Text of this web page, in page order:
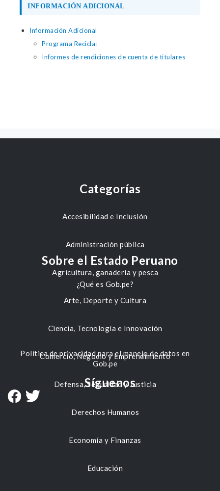
INFORMACIÓN ADICIONAL
Información Adicional
Programa Recicla:
Informes de rendiciones de cuenta de titulares
Categorías
Accesibilidad e Inclusión
Administración pública
Agricultura, ganadería y pesca
Arte, Deporte y Cultura
Ciencia, Tecnología e Innovación
Comercio, Negocio y Emprendimiento
Defensa, Seguridad y Justicia
Derechos Humanos
Economía y Finanzas
Educación
Sobre el Estado Peruano
¿Qué es Gob.pe?
Política de privacidad para el manejo de datos en
Gob.pe
Síguenos